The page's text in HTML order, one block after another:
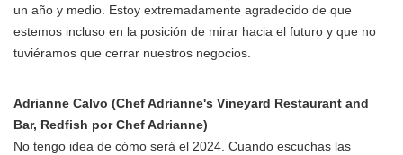
un año y medio. Estoy extremadamente agradecido de que
estemos incluso en la posición de mirar hacia el futuro y que no
tuviéramos que cerrar nuestros negocios.
Adrianne Calvo (Chef Adrianne's Vineyard Restaurant and
Bar, Redfish por Chef Adrianne)
No tengo idea de cómo será el 2024. Cuando escuchas las